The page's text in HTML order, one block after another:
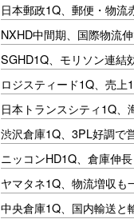
日本郵政1Q、郵便・物流
NXHD中間期、国際物流
SGHD1Q、モリソン連結
ロジスティード1Q、売上
日本トランスシティ1Q、
渋沢倉庫1Q、3PL好調で
ニッコンHD1Q、倉庫伸
ヤマタネ1Q、物流増収も
中央倉庫1Q、国内輸送と